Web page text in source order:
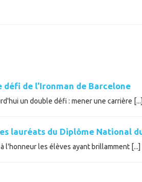
de l’Ironman de Barcelone
un double défi : mener une carrière [...]
lauréats du Diplôme National
l'honneur les élèves ayant brillamment [...]